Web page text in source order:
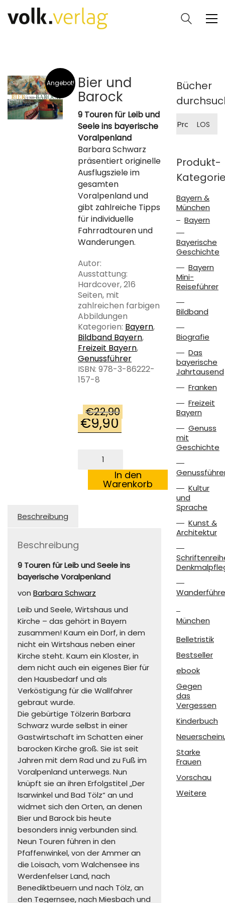
Angebot! Bier und
Barock
9 Touren für Leib und
Seele ins bayerische
Voralpenland
Barbara Schwarz
präsentiert originelle
Ausflugsziele im
gesamten
Voralpenland und
gibt zahlreiche Tipps
für individuelle
Fahrradtouren und
Wanderungen.
Autor:
Ausstattung:
Hardcover, 216
Seiten, mit
zahlreichen farbigen
Abbildungen
Kategorien: Bayern,
Bildband Bayern,
Freizeit Bayern,
Genussführer
ISBN: 978-3-86222-
157-8
€22,90
Ursprünglicher
Preis
€22,90
€9,90 Aktueller
Preis
Barock
In den
Warenkorb
Beschreibung
Beschreibung
9 Touren für Leib und Seele ins
bayerische Voralpenland
von Barbara Schwarz
Leib und Seele, Wirtshaus und
Kirche – das gehört in Bayern
zusammen! Kaum ein Dorf, in dem
nicht ein Wirtshaus neben einer
Kirche steht. Kaum ein Kloster, in
dem nicht auch ein eigenes Bier für
den Hausbedarf und als
Verköstigung für die Wallfahrer
gebraut wurde.
Die gebürtige Tölzerin Barbara
Schwarz wurde selbst in einer
Gastwirtschaft im Schatten einer
barocken Kirche groß. Sie ist seit
Jahren mit dem Rad und zu Fuß im
Voralpenland unterwegs. Nun
knüpft sie an ihren Erfolgstitel „Der
Isarwinkel und Bad Tölz“ an und
widmet sich den Orten, an denen
Bier und Barock bis heute
besonders innig verbunden sind.
Neun Touren führen in den
Pfaffenwinkel, von der Ammer an
die Loisach, vom Walchensee ins
Werdenfelser Land, nach
Benediktbeuern und nach Tölz, an
den Tegernsee, nach Miesbach und
Bücher
nach:
LOS
Produkt-
Bayern &
München
Bayern
Bayerische
Geschichte
Bayern
Mini-
Reiseführer
Bildband
Biografie
Das
bayerische
Jahrtausend
Franken
Freizeit
Bayern
Genuss
mit
Geschichte
Kultur
und
Sprache
Kunst &
Architektur
München
Belletristik
Bestseller
ebook
Gegen
das
Vergessen
Kinderbuch
Starke
Frauen
Vorschau
Weitere